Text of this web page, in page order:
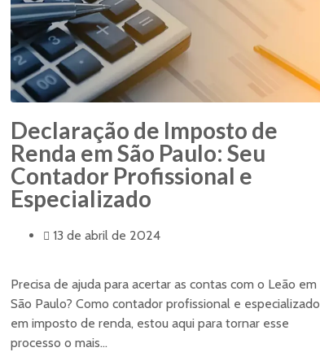
Declaração de Imposto de
Renda em São Paulo: Seu
Contador Profissional e
Especializado
13 de abril de 2024
Precisa de ajuda para acertar as contas com o Leão em
São Paulo? Como contador profissional e especializado
em imposto de renda, estou aqui para tornar esse
processo o mais...